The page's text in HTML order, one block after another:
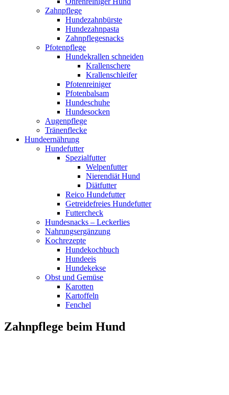
Zahnpflege
Hundezahnbürste
Hundezahnpasta
Zahnpflegesnacks
Pfotenpflege
Hundekrallen schneiden
Krallenschere
Krallenschleifer
Pfotenreiniger
Pfotenbalsam
Hundeschuhe
Hundesocken
Augenpflege
Tränenflecke
Hundeernährung
Hundefutter
Spezialfutter
Welpenfutter
Nierendiät Hund
Diätfutter
Reico Hundefutter
Getreidefreies Hundefutter
Futtercheck
Hundesnacks – Leckerlies
Nahrungsergänzung
Kochrezepte
Hundekochbuch
Hundeeis
Hundekekse
Obst und Gemüse
Karotten
Kartoffeln
Fenchel
Zahnpflege beim Hund